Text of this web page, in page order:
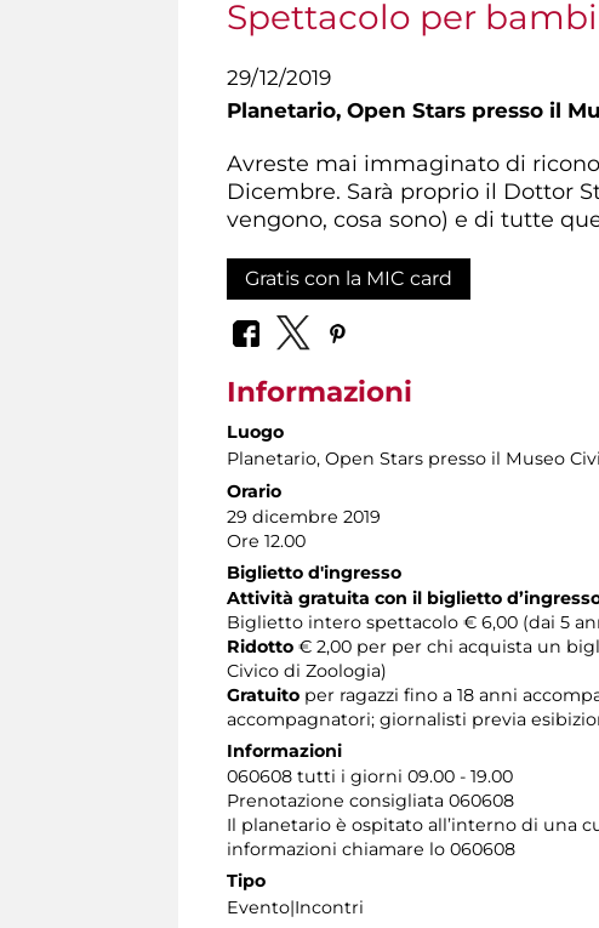
Spettacolo per
29/12/2019
Planetario, Open Stars presso il
Avreste mai immaginato di
Dicembre. Sarà proprio il Dottor
vengono, cosa sono) e di tutte
Gratis con la MIC card
Informazioni
Luogo
Planetario, Open Stars presso il Museo
Orario
29 dicembre 2019
Ore 12.00
Biglietto d'ingresso
Attività gratuita con il biglietto
Biglietto intero spettacolo € 6,00 (dai 5
Ridotto € 2,00 per per chi acquista un
Civico di Zoologia)
Gratuito per ragazzi fino a 18 anni
accompagnatori; giornalisti previa
Informazioni
060608 tutti i giorni 09.00 - 19.00
Prenotazione consigliata 060608
Il planetario è ospitato all’interno di una
informazioni chiamare lo 060608
Tipo
Evento|Incontri